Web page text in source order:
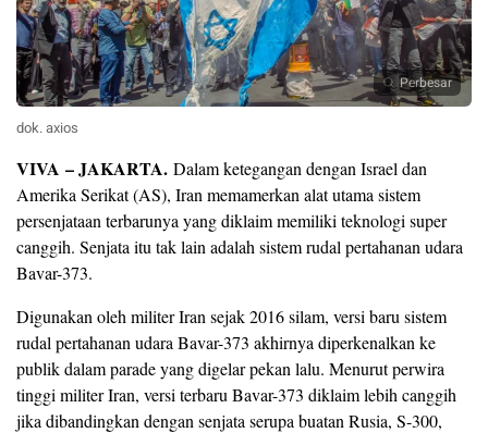
Perbesar
dok. axios
VIVA – JAKARTA. Dalam ketegangan dengan Israel dan
Amerika Serikat (AS), Iran memamerkan alat utama sistem
persenjataan terbarunya yang diklaim memiliki teknologi super
canggih. Senjata itu tak lain adalah sistem rudal pertahanan udara
Bavar-373.
Digunakan oleh militer Iran sejak 2016 silam, versi baru sistem
rudal pertahanan udara Bavar-373 akhirnya diperkenalkan ke
publik dalam parade yang digelar pekan lalu. Menurut perwira
tinggi militer Iran, versi terbaru Bavar-373 diklaim lebih canggih
jika dibandingkan dengan senjata serupa buatan Rusia, S-300,